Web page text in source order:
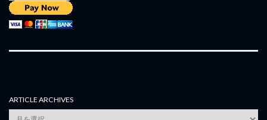
ARTICLE ARCHIVES
Article